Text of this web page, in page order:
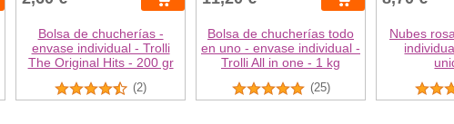
Bolsa de chucherías -
envase individual - Trolli
The Original Hits - 200 gr
(2)
Bolsa de chucherías todo
en uno - envase individual -
Trolli All in one - 1 kg
(25)
Nubes